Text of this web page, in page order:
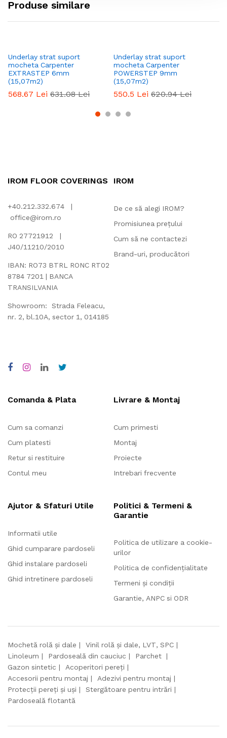
Produse similare
Underlay strat suport
mocheta Carpenter
EXTRASTEP 6mm
(15,07m2)
568.67 Lei 631.08 Lei
Underlay strat suport
mocheta Carpenter
POWERSTEP 9mm
(15,07m2)
550.5 Lei 620.94 Lei
IROM FLOOR COVERINGS
+40.212.332.674 |
office@irom.ro
RO 27721912 |
J40/11210/2010
IBAN: RO73 BTRL RONC RT02
8784 7201 | BANCA
TRANSILVANIA
Showroom: Strada Feleacu,
nr. 2, bl.10A, sector 1, 014185
IROM
De ce să alegi IROM?
Promisiunea prețului
Cum să ne contactezi
Brand-uri, producători
Comanda & Plata
Cum sa comanzi
Cum platesti
Retur si restituire
Contul meu
Livrare & Montaj
Cum primesti
Montaj
Proiecte
Intrebari frecvente
Ajutor & Sfaturi Utile
Informatii utile
Ghid cumparare pardoseli
Ghid instalare pardoseli
Ghid intretinere pardoseli
Politici & Termeni &
Garantie
Politica de utilizare a cookie-
urilor
Politica de confidențialitate
Termeni și condiții
Garantie, ANPC si ODR
Mochetă rolă și dale
Vinil rolă și dale, LVT, SPC
Linoleum
Pardoseală din cauciuc
Parchet
Gazon sintetic
Acoperitori pereți
Accesorii pentru montaj
Adezivi pentru montaj
Protecții pereți și uși
Stergătoare pentru intrări
Pardoseală flotantă